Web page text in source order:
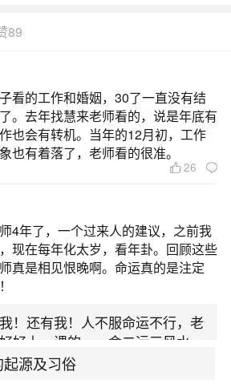
十五习俗及由来都是很常见的问
意可能会引起大麻烦，下面就
些解读：
风俗及由来
宵节，其风俗有赏灯猜灯谜、
演、放烟花等，由来源于西汉
及道教“三元说”的融合。正月十
一是赏灯猜灯谜，元宵夜张灯结
活动，始于宋代，增添节日趣
，北方“滚”元宵，南方“包”汤
，寓意家庭和睦。三是
源及习俗
89
看的工作和婚姻，30了一直没有结
。去年找慧来老师看的，说是年底有
也会有转机。当年的12月初，工作
也有着落了，老师看的很准。
26
4年了，一个过来人的建议，之前我
现在每年化太岁，看年卦。回顾这些
真是相见恨晚啊。命运真的是注定
！还有我！人不服命运不行，老
好上一课的。一命二运三风水，
行！